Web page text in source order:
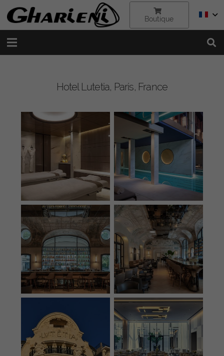
Boutique
Hotel Lutetia, Paris, France